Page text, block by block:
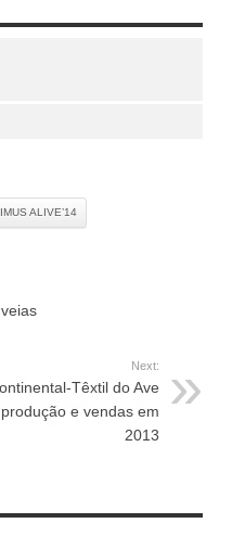
ALIVE’14
Next:
Têxtil do Ave
e vendas em
2013